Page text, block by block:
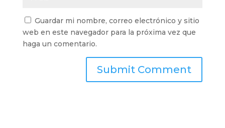
Guardar mi nombre, correo electrónico y sitio
web en este navegador para la próxima vez que
haga un comentario.